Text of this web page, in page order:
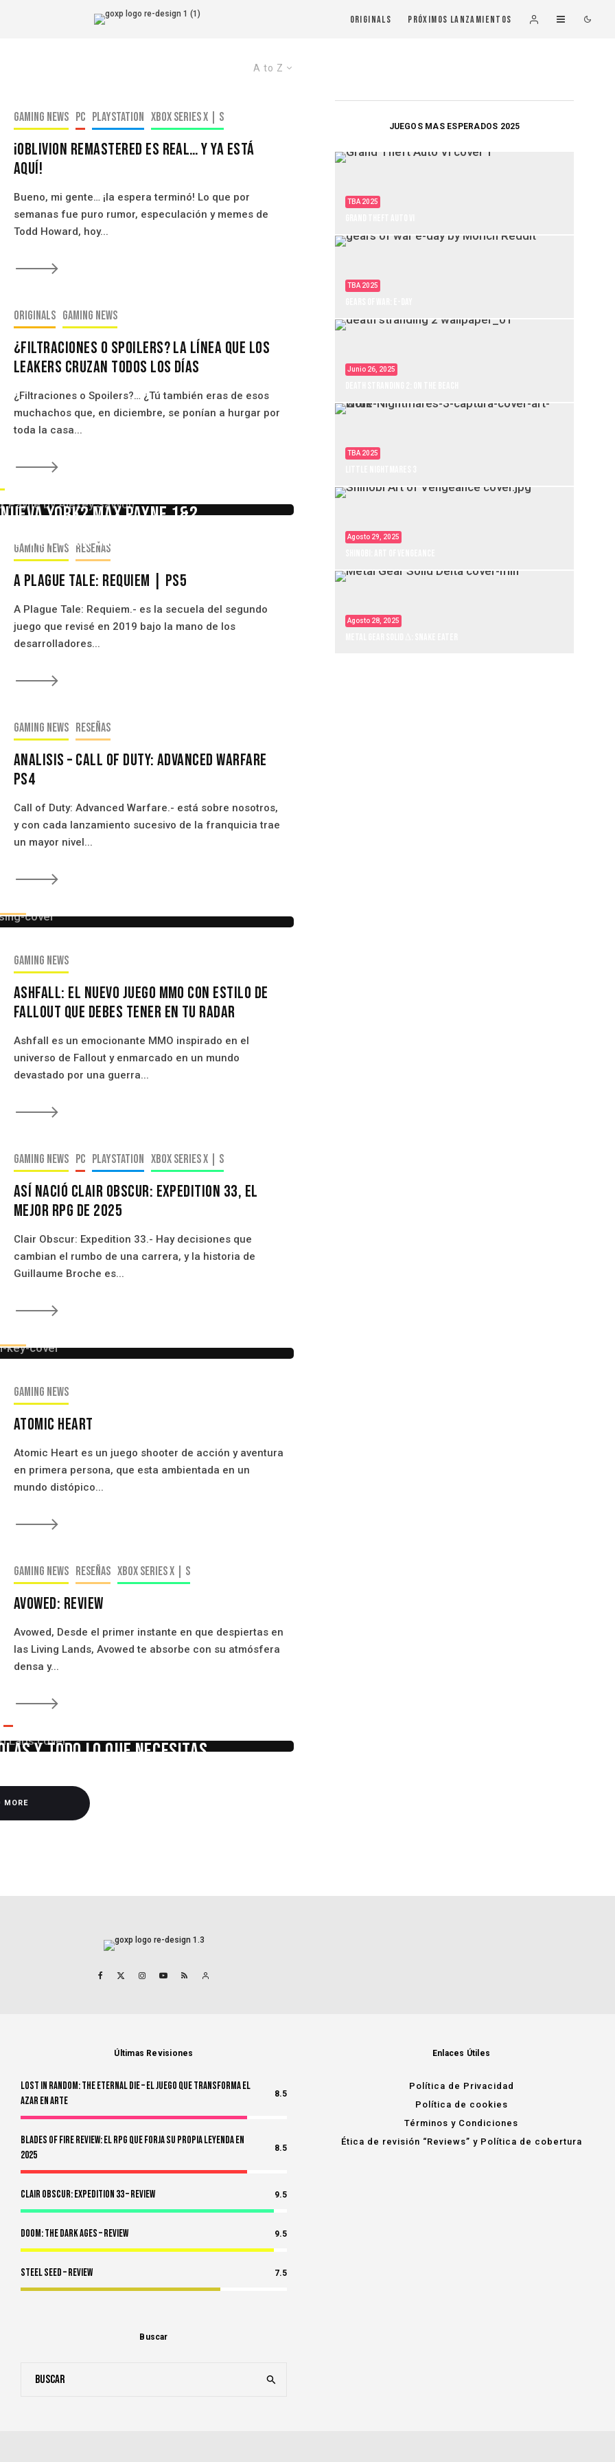
Originals Próximos Lanzamientos
A to Z
Gaming news PC PlayStation Xbox Series X | S
¡Oblivion Remastered Es Real… y Ya Está
Aquí!
Bueno, mi gente… ¡la espera terminó! Lo que por
semanas fue puro rumor, especulación y memes de
Todd Howard, hoy...
🡒
Originals Gaming news
¿Filtraciones o Spoilers? La línea Que Los
Leakers Cruzan Todos Los Días
¿Filtraciones o Spoilers?… ¿Tú también eras de esos
muchachos que, en diciembre, se ponían a hurgar por
toda la casa...
🡒
York? Max Payne 1&2
Completa
Gaming news Reseñas
A Plague Tale: Requiem | PS5
A Plague Tale: Requiem.- es la secuela del segundo
juego que revisé en 2019 bajo la mano de los
desarrolladores...
🡒
Gaming news Reseñas
Analisis – Call of Duty: Advanced Warfare
PS4
Call of Duty: Advanced Warfare.- está sobre nosotros,
y con cada lanzamiento sucesivo de la franquicia trae
un mayor nivel...
🡒
Gaming news
Ashfall: el nuevo juego MMO con estilo de
Fallout que debes tener en tu radar
Ashfall es un emocionante MMO inspirado en el
universo de Fallout y enmarcado en un mundo
devastado por una guerra...
🡒
Gaming news PC PlayStation Xbox Series X | S
Así Nació Clair Obscur: Expedition 33, El
mejor RPG de 2025
Clair Obscur: Expedition 33.- Hay decisiones que
cambian el rumbo de una carrera, y la historia de
Guillaume Broche es...
🡒
Gaming news
Atomic Heart
Atomic Heart es un juego shooter de acción y aventura
en primera persona, que esta ambientada en un
mundo distópico...
🡒
Gaming news Reseñas Xbox Series X | S
Avowed: Review
Avowed, Desde el primer instante en que despiertas en
las Living Lands, Avowed te absorbe con su atmósfera
densa y...
🡒
y Todo Lo Que Necesitas
MORE
JUEGOS MAS ESPERADOS 2025
TBA 2025
TBA 2025
Junio 26, 2025
TBA 2025
Agosto 29, 2025
Agosto 28, 2025
Últimas Revisiones
Lost in Random: The Eternal Die – El Juego Que Transforma el
Azar en Arte
8.5
Blades of Fire Review: El RPG Que Forja Su Propia Leyenda en
2025
8.5
Clair Obscur: Expedition 33 – Review 9.5
Doom: The Dark Ages – Review 9.5
Steel Seed – Review 7.5
Buscar
Enlaces Útiles
Política de Privacidad
Política de cookies
Términos y Condiciones
Ética de revisión “Reviews” y Política de cobertura